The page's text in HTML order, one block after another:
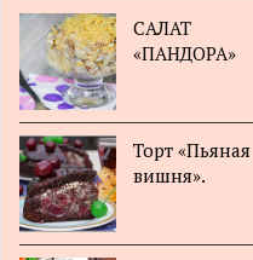
САЛАТ
«ПАНДОРА»
Торт «Пьяная
вишня».